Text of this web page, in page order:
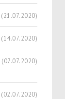
(21.07.2020)
(14.07.2020)
(07.07.2020)
(02.07.2020)